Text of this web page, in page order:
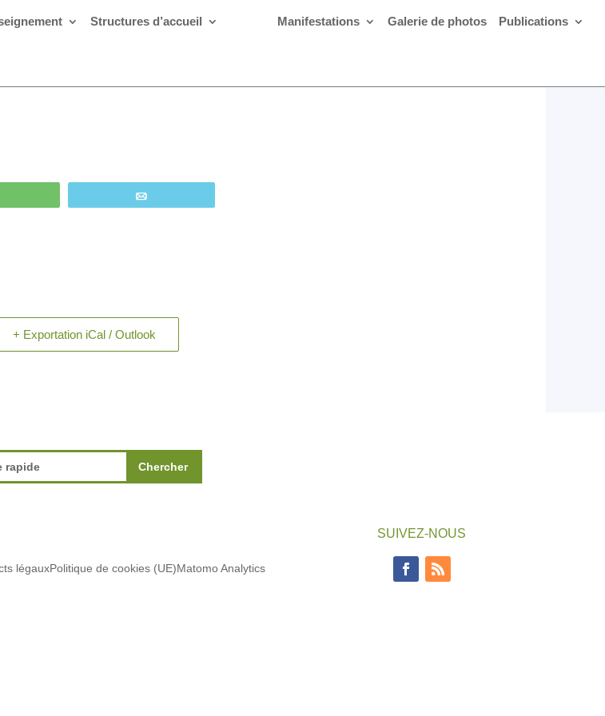
Structures d’accueil Manifestations Galerie de photos Publications
+ Exportation iCal / Outlook
légauxPolitique de cookies (UE)Matomo Analytics
SUIVEZ-NOUS